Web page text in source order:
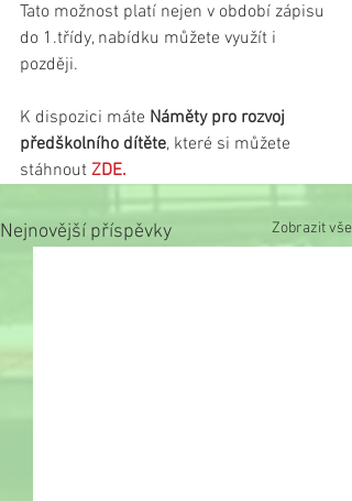
Tato možnost platí nejen v období zápisu
do 1.třídy, nabídku můžete využít i
později.
K dispozici máte Náměty pro rozvoj
předškolního dítěte, které si můžete
stáhnout ZDE.
Nejnovější příspěvky Zobrazit vše